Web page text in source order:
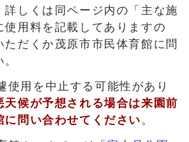
詳しくは同ページ内の「主な施
使用料を記載してありますの
ただくか茂原市市民体育館に問
使用を中止する可能性があり
天候が予想される場合は来園前
に問い合わせてください 。